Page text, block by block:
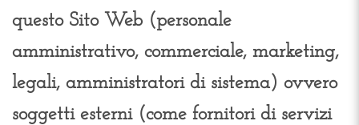
questo Sito Web (personale
amministrativo, commerciale, marketing,
legali, amministratori di sistema) ovvero
soggetti esterni (come fornitori di servizi